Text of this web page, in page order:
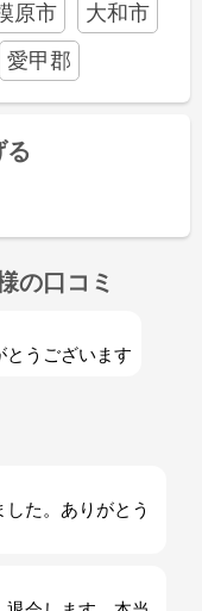
原市
大和市
愛甲郡
る
の口コミ
とうございます
た。ありがとう